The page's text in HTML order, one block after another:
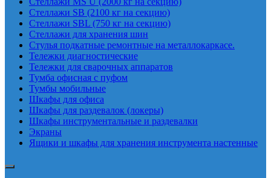
Стеллажи SB (2100 кг на секцию)
Стеллажи SBL (750 кг на секцию)
Стеллажи для хранения шин
Стулья подкатные ремонтные на металлокаркасе.
Тележки диагностические
Тележки для сварочных аппаратов
Тумба офисная с пуфом
Тумбы мобильные
Шкафы для офиса
Шкафы для раздевалок (локеры)
Шкафы инструментальные и раздевалки
Экраны
Ящики и шкафы для хранения инструмента настенные